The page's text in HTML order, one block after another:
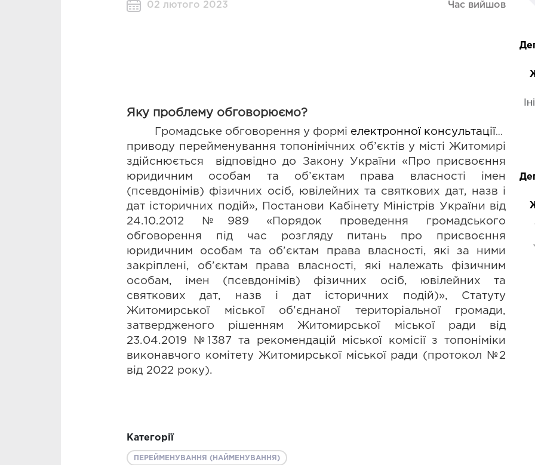
02 лютого 2023 Час вийшов
Яку проблему обговорюємо?
Громадське обговорення у формі електронної консультації з
приводу перейменування топонімічних об’єктів у місті Житомирі
здійснюється  відповідно до Закону України «Про присвоєння
юридичним особам та об’єктам права власності імен
(псевдонімів) фізичних осіб, ювілейних та святкових дат, назв і
дат історичних подій», Постанови Кабінету Міністрів України від
24.10.2012 №989 «Порядок проведення громадського
обговорення під час розгляду питань про присвоєння
юридичним особам та об’єктам права власності, які за ними
закріплені, об’єктам права власності, які належать фізичним
особам, імен (псевдонімів) фізичних осіб, ювілейних та
святкових дат, назв і дат історичних подій)», Статуту
Житомирської міської об’єднаної територіальної громади,
затвердженого рішенням Житомирської міської ради від
23.04.2019 №1387 та рекомендацій міської комісії з топоніміки
виконавчого комітету Житомирської міської ради (протокол №2
від 2022 року).
Категорії
ПЕРЕЙМЕНУВАННЯ (НАЙМЕНУВАННЯ)